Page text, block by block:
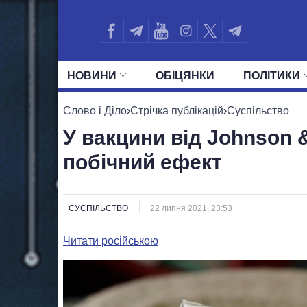
НОВИНИ ОБIЦЯНКИ ПОЛIТИКИ
УСІ ПОЛІТИКИ ПРЕЗИДЕНТ І ОФІС
Слово і Діло›Стрічка публікацій›Суспільство
У вакцини від
побічний ефект
СУСПІЛЬСТВО 22 липня 2021, 23:53
Читати російською